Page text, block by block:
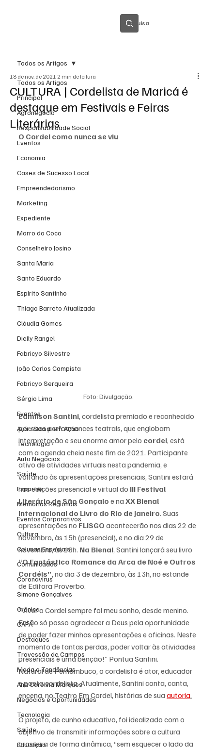
Pesquisa
Todos os Artigos
Principal
Agronegócio
Responsabilidade Social
Eventos
Economia
Cases de Sucesso Local
Empreendedorismo
Marketing
Expediente
Morro do Coco
Conselheiro Josino
Santa Maria
Santo Eduardo
Espírito Santinho
Thiago Barreto Atualizada
Cláudia Gomes
Dielly Rangel
Fabricyo Silvestre
João Carlos Campista
Fabricyo Serqueira
Sérgio Lima
Eventos
Ação Social em Ação
Tecnologia
Auto Negócios
Saúde
Esportes
Memórias Regionais
Eventos Corporativos
Cultura
Colunas Especiais
Comunicados
Coronavírus
Simone Gonçalves
Crônica
CAPA
Destaques
Travessão de Campos
Moda e Tendências
Ana Carolina Marques
Negócios e Oportunidades
Tecnologia
Saúde
Educação
Todos os Artigos
CULTURA | Cordelista de Maricá é
destaque em Festivais e Feiras
Literárias
18 de nov. de 2021 2 min de leitura
O Cordel como nunca se viu
Foto: Divulgação.
Edmilson Santini, cordelista premiado e reconhecido
por suas performances teatrais, que englobam
interpretação e seu enorme amor pelo cordel, está
com a agenda cheia neste fim de 2021. Participante
ativo de atividades virtuais nesta pandemia, e
voltando às apresentações presenciais, Santini estará
nas edições presencial e virtual do III Festival
Literário de São Gonçalo e na XX Bienal
Internacional do Livro do Rio de Janeiro. Suas
apresentações no FLISGO acontecerão nos dias 22 de
novembro, às 15h (presencial), e no dia 29 de
novembro, às 18h. Na Bienal, Santini lançará seu livro
“O Fantástico Romance da Arca de Noé e Outros
Cordéis”, no dia 3 de dezembro, às 13h, no estande
de Editora Proverbo.
“Viver o Cordel sempre foi meu sonho, desde menino.
Então só posso agradecer a Deus pela oportunidade
de poder fazer minhas apresentações e oficinas. Neste
momento de tantas perdas, poder voltar às atividades
presenciais é uma benção!” Pontua Santini.
Natural de Pernambuco, o cordelista é ator, educador
e poeta cordelista. Atualmente, Santini conta, canta,
encena, no Teatro Em Cordel, histórias de sua autoria.
O projeto, de cunho educativo, foi idealizado com o
objetivo de transmitir informações sobre a cultura
brasileira de forma dinâmica, “sem esquecer o lado da